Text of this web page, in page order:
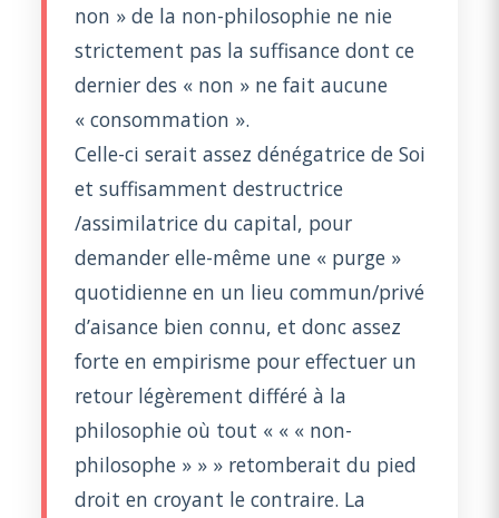
non » de la non-philosophie ne nie
strictement pas la suffisance dont ce
dernier des « non » ne fait aucune
« consommation ».
Celle-ci serait assez dénégatrice de Soi
et suffisamment destructrice
/assimilatrice du capital, pour
demander elle-même une « purge »
quotidienne en un lieu commun/privé
d’aisance bien connu, et donc assez
forte en empirisme pour effectuer un
retour légèrement différé à la
philosophie où tout « « « non-
philosophe » » » retomberait du pied
droit en croyant le contraire. La